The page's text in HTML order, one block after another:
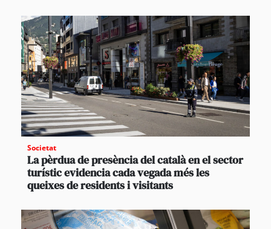
Societat
La pèrdua de presència del català en el sector
turístic evidencia cada vegada més les
queixes de residents i visitants